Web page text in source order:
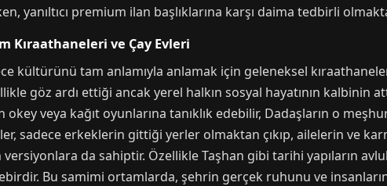
yanıltıcı premium ilan başlıklarına karşı daima tedbirli
Kıraathaneleri ve Çay Evleri
kültürünü tam anlamıyla anlamak için geleneksel
göz ardı ettiği ancak yerel halkın sosyal hayatının kalbinin
veya kağıt oyunlarına tanıklık edebilir, Dadaşların o
sadece erkeklerin gittiği yerler olmaktan çıkıp, ailelerin ve
da sahiptir. Özellikle Taşhan gibi tarihi yapıların
Bu samimi ortamlarda, şehrin gerçek ruhunu ve